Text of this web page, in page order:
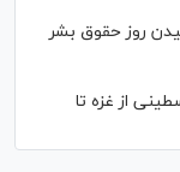
روز حقوق بشر
از غزه تا